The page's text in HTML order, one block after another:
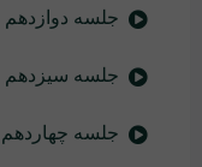
جلسه دوازدهم
جلسه سیزدهم
جلسه چهاردهم